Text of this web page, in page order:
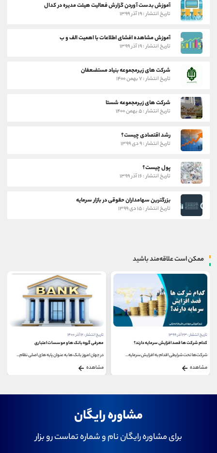
آموزش بدست آوردن گزارش فعالیت هیئت مدیره در کدال
تاریخ انتشار : ۱۹ آذر ۱۳۹۹
آموزش مشاهده افشای اطلاعات با اهمیت الف و ب
تاریخ انتشار : ۱۹ آذر ۱۳۹۹
شرکت های زیرمجموعه بنیاد مستضعفان
تاریخ انتشار : ۷ بهمن ۱۴۰۰
شرکت های زیرمجموعه شستا
تاریخ انتشار : ۵ بهمن ۱۴۰۰
رشد اقتصادی چیست؟
تاریخ انتشار : ۹ دی ۱۳۹۹
پول چیست؟
تاریخ انتشار : ۱۶ آذر ۱۳۹۹
بزرگترین سهامداران حقوقی در بازار سرمایه
تاریخ انتشار : ۱۵ دی ۱۳۹۹
ممکن است علاقه‌مند باشید
تاریخ انتشار : ۲۳ آذر ۱۳۹۹
کدام شرکت ها قصد افزایش سرمایه دارند؟
شرکت‌ها تحت شرایطی اقدام به افزایش سرمایه...
مشاهده
تاریخ انتشار : ۱۲ آذر ۱۴۰۰
معرفی گروه بانک ها و موسسات اعتباری
در جهان امروز بانک ها به عنوان پایه های اصلی نظام...
مشاهده
مشاوره رایگان
برای مشاوره رایگان نام و شماره تماست رو بزار